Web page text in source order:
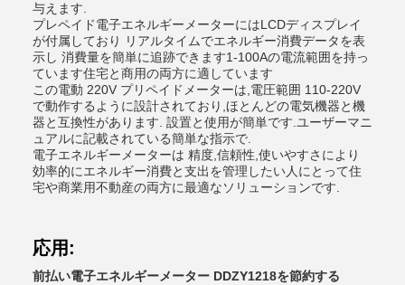
与えます.
プレペイド電子エネルギーメーターにはLCDディスプレイ
が付属しており リアルタイムでエネルギー消費データを表
示し 消費量を簡単に追跡できます1-100Aの電流範囲を持っ
ています住宅と商用の両方に適しています
この電動 220V プリペイドメーターは,電圧範囲 110-220V
で動作するように設計されており,ほとんどの電気機器と機
器と互換性があります. 設置と使用が簡単です.ユーザーマニ
ュアルに記載されている簡単な指示で.
電子エネルギーメーターは 精度,信頼性,使いやすさにより
効率的にエネルギー消費と支出を管理したい人にとって住
宅や商業用不動産の両方に最適なソリューションです.
応用:
前払い電子エネルギーメーター DDZY1218を節約する